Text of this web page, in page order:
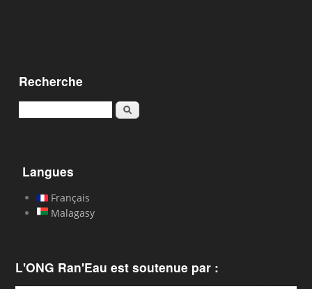
Recherche
Rechercher
Langues
Français
Malagasy
L'ONG Ran'Eau est soutenue par :